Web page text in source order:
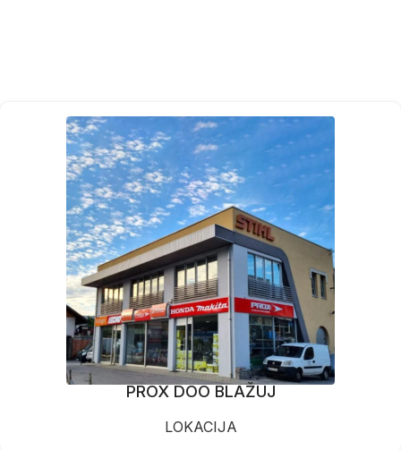
PROX DOO BLAŽUJ
LOKACIJA